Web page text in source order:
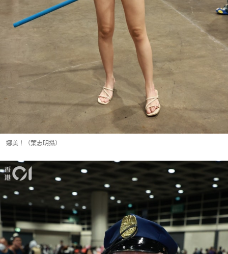
娜美！（葉志明攝）